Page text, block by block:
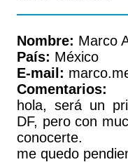
Nombre: Marco
País: México
E-mail:
Comentarios:
hola, será un
DF, pero con
conocerte.
me quedo